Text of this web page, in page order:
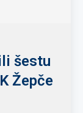
šestu
Žepče